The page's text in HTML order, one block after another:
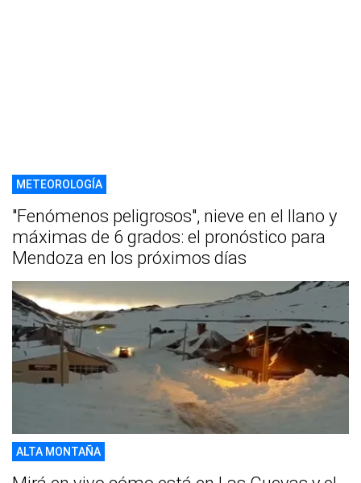
METEOROLOGÍA
"Fenómenos peligrosos", nieve en el llano y
máximas de 6 grados: el pronóstico para
Mendoza en los próximos días
ALTA MONTAÑA